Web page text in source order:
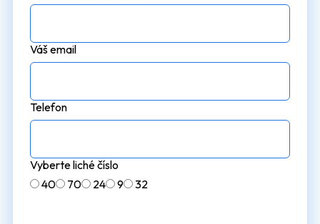
Váš email
Telefon
Vyberte liché číslo
40
70 24 9 32